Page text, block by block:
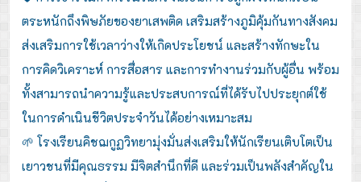
ตระหนักถึงพิษภัยของยาเสพติด เสริมสร้างภูมิคุ้มกันทางสังคม
ส่งเสริมการใช้เวลาว่างให้เกิดประโยชน์ และสร้างทักษะใน
การคิดวิเคราะห์ การสื่อสาร และการทำงานร่วมกับผู้อื่น พร้อม
ทั้งสามารถนำความรู้และประสบการณ์ที่ได้รับไปประยุกต์ใช้
ในการดำเนินชีวิตประจำวันได้อย่างเหมาะสม
🌱 โรงเรียนคิชฌกูฏวิทยามุ่งมั่นส่งเสริมให้นักเรียนเติบโตเป็น
เยาวชนที่มีคุณธรรม มีจิตสำนึกที่ดี และร่วมเป็นพลังสำคัญใน